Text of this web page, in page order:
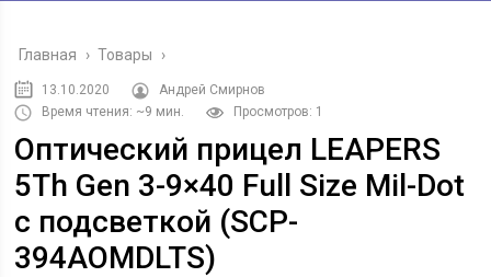
Главная › Товары ›
13.10.2020
Андрей Смирнов
Время чтения: ~9 мин.
Просмотров: 1
Оптический прицел LEAPERS
5Th Gen 3-9×40 Full Size Mil-Dot
с подсветкой (SCP-
394AOMDLTS)